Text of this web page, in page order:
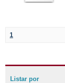
1
Listar por